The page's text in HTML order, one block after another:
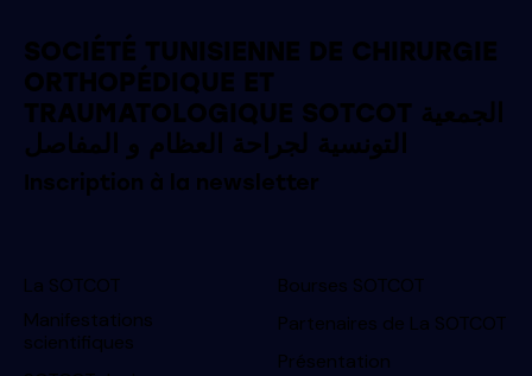
SOCIÉTÉ TUNISIENNE DE CHIRURGIE
ORTHOPÉDIQUE ET
TRAUMATOLOGIQUE SOTCOT الجمعية
التونسية لجراحة العظام و المفاصل
Inscription à la newsletter
La SOTCOT
Manifestations
scientifiques
Bourses SOTCOT
Partenaires de La SOTCOT
Présentation